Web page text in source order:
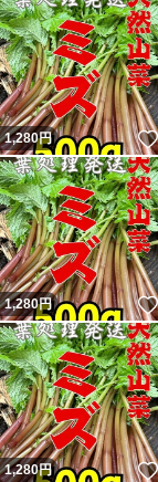
1,280円
1,280円
1,280円